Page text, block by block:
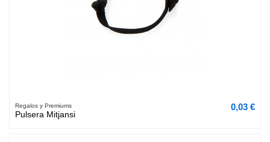
Regalos y Premiums
Pulsera Mitjansi
0,03 €